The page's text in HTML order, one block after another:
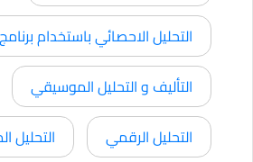
التحليل الاحصائي باستخدام برنامج SPSS.22
التأليف و التحليل الموسيقي
التحليل الرقمي
التحليل